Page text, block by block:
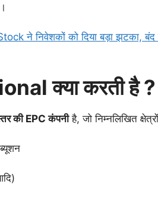
ने निवेशकों को दिया बड़ा झटका, बंद
क्या करती है ?
की EPC कंपनीहै, जो निम्नलिखित